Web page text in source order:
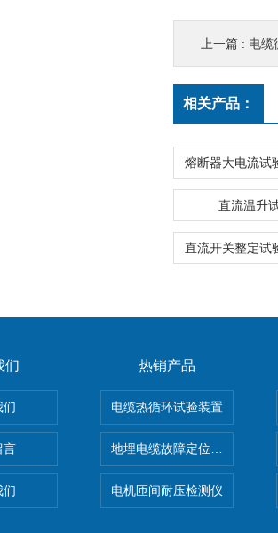
上一篇 : 电缆
相关产品：
直流温升
们
们
言
们
热销产品
电缆热循环试验装置
地埋电缆故障定位仪 地下电
电机匝间耐压检测仪